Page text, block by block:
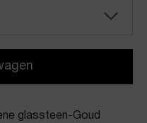
glassteen-Goud